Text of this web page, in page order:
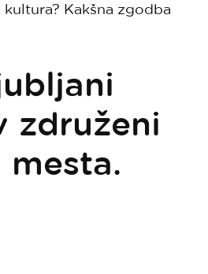
Kakšna zgodba
združeni